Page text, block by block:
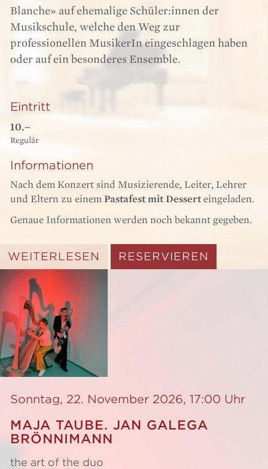
Blanche» auf ehemalige Schüler:innen der
Musikschule, welche den Weg zur
professionellen MusikerIn eingeschlagen haben
oder auf ein besonderes Ensemble.
Eintritt
10.–
Regulär
Informationen
Nach dem Konzert sind Musizierende, Leiter, Lehrer
und Eltern zu einem Pastafest mit Desserteingeladen.
Genaue Informationen werden noch bekannt gegeben.
WEITERLESEN RESERVIEREN
Sonntag, 22. November 2026, 17:00 Uhr
MAJA TAUBE. JAN GALEGA
BRÖNNIMANN
the art of the duo